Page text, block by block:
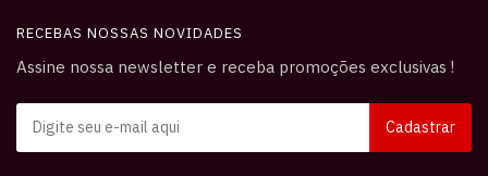
RECEBAS NOSSAS NOVIDADES
Assine nossa newsletter e receba promoções exclusivas !